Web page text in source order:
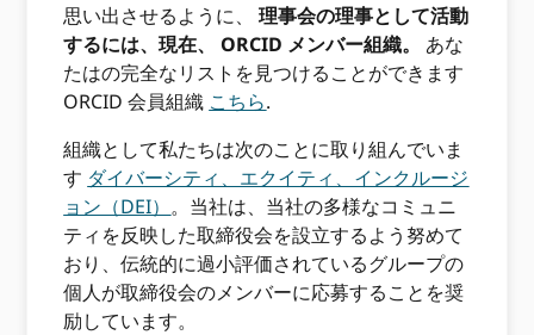
思い出させるように、理事会の理事として活動
するには、現在、 ORCID メンバー組織。
あな
たはの完全なリストを見つけることができます
ORCID 会員組織 こちら.
組織として私たちは次のことに取り組んでいま
す ダイバーシティ、エクイティ、インクルージ
ョン（DEI） 。当社は、当社の多様なコミュニ
ティを反映した取締役会を設立するよう努めて
おり、伝統的に過小評価されているグループの
個人が取締役会のメンバーに応募することを奨
励しています。